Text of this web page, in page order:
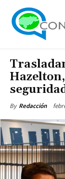
By Redacción